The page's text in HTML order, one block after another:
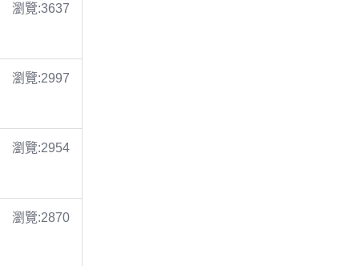
瀏覽:3637
瀏覽:2997
瀏覽:2954
瀏覽:2870